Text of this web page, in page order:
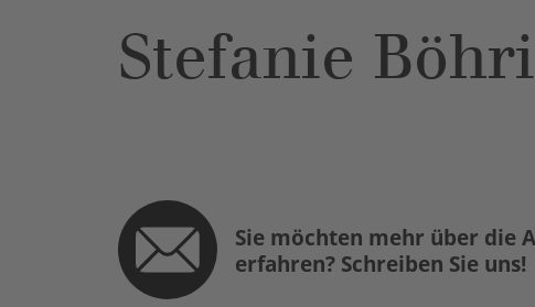
Stefanie
Sie möchten mehr über die
erfahren? Schreiben Sie uns!